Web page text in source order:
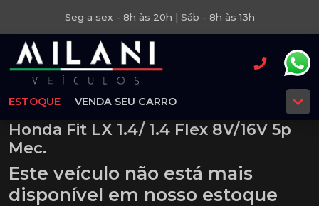
Seg a sex - 8h às 20h | Sáb - 8h às 13h
ESTOQUE VENDA SEU CARRO
Honda Fit LX 1.4/ 1.4 Flex 8V/16V 5p
Mec.
Este veículo não está mais
disponível em nosso estoque